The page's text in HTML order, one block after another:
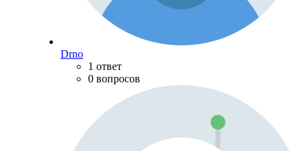
Drno
1 ответ
0 вопросов